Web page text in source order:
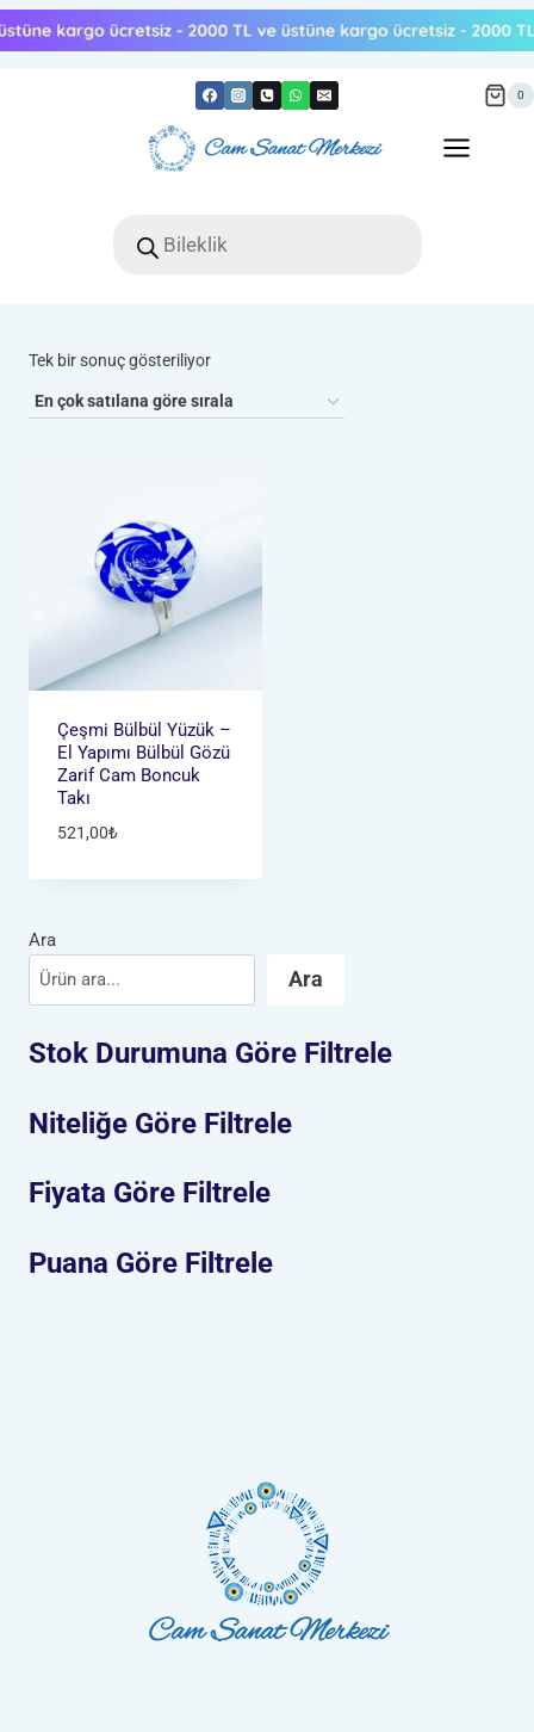
Skip
to
0
search
Tek bir sonuç gösteriliyor
Çeşmi Bülbül Yüzük –
El Yapımı Bülbül Gözü
Zarif Cam Boncuk
Takı
521,00₺
Ara
Ara
Stok Durumuna Göre Filtrele
Niteliğe Göre Filtrele
Fiyata Göre Filtrele
Puana Göre Filtrele